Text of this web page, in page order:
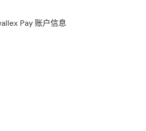
Pay 账户信息